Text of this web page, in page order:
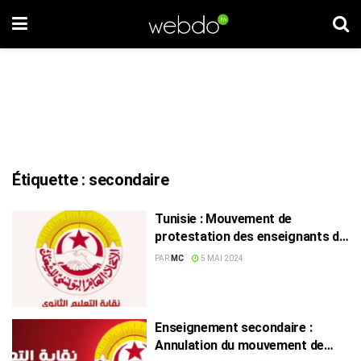
Étiquette : secondaire
Tunisie : Mouvement de
protestation des enseignants du
secondaire
PAR MC 5 MAI 2024
Enseignement secondaire :
Annulation du mouvement de